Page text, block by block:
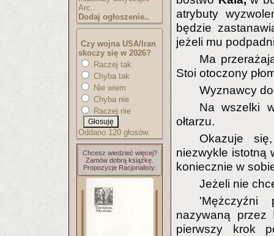
Arc..
Dodaj ogłoszenie..
Czy wojna USA/Iran
skoczy się w 2026?
Raczej tak
Chyba tak
Nie wiem
Chyba nie
Raczej nie
Oddano 120 głosów.
Chcesz wiedzieć więcej?
Zamów dobrą książkę.
Propozycje Racjonalisty:
atrybuty
będzie
jeżeli mu
Ma
Stoi otoczony
Wyznawcy
Na wszelki
ołtarzu.
Okazuje
niezwykle istotną
koniecznie w
Jeżeli nie
'Mężczyźni
nazywaną
pierwszy krok